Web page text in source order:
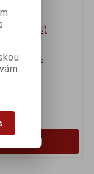
pack)(EU)
Fi zásuvka
Koupit